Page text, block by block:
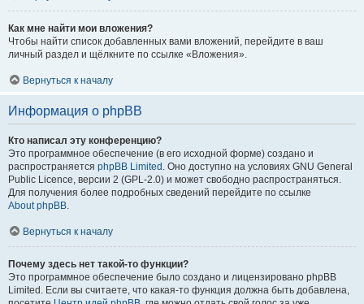
Как мне найти мои вложения?
Чтобы найти список добавленных вами вложений, перейдите в ваш
личный раздел и щёлкните по ссылке «Вложения».
Вернуться к началу
Информация о phpBB
Кто написал эту конференцию?
Это программное обеспечение (в его исходной форме) создано и
распространяется phpBB Limited . Оно доступно на условиях GNU General
Public Licence, версии 2 (GPL-2.0) и может свободно распространяться.
Для получения более подробных сведений перейдите по ссылке
About phpBB.
Вернуться к началу
Почему здесь нет такой-то функции?
Это программное обеспечение было создано и лицензировано phpBB
Limited. Если вы считаете, что какая-то функция должна быть добавлена,